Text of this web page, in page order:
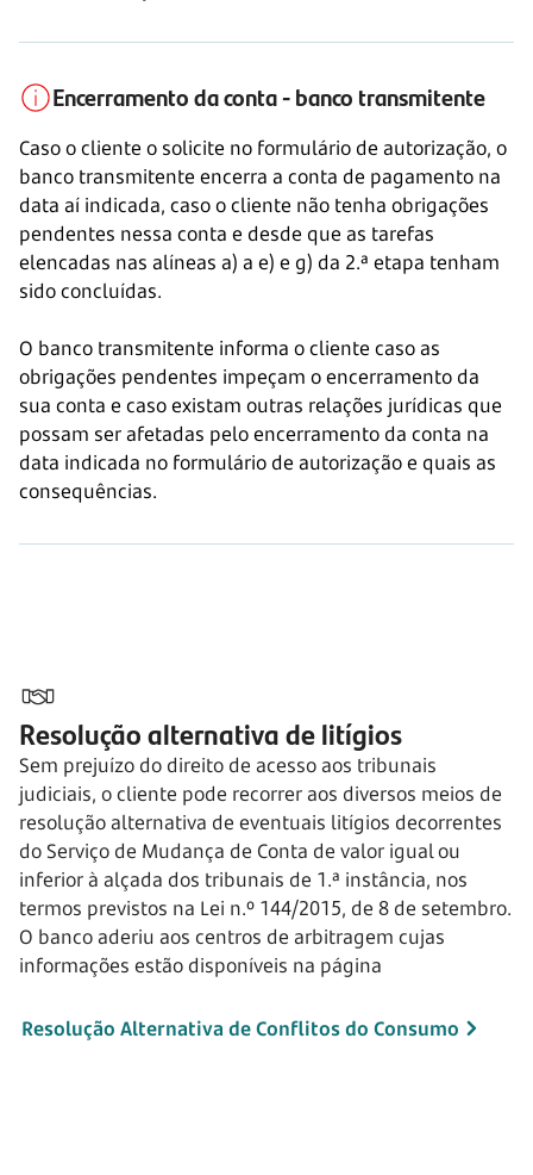
Encerramento da conta - banco transmitente
Caso o cliente o solicite no formulário de autorização, o
banco transmitente encerra a conta de pagamento na
data aí indicada, caso o cliente não tenha obrigações
pendentes nessa conta e desde que as tarefas
elencadas nas alíneas a) a e) e g) da 2.ª etapa tenham
sido concluídas.
O banco transmitente informa o cliente caso as
obrigações pendentes impeçam o encerramento da
sua conta e caso existam outras relações jurídicas que
possam ser afetadas pelo encerramento da conta na
data indicada no formulário de autorização e quais as
consequências.
Resolução alternativa de litígios
Sem prejuízo do direito de acesso aos tribunais
judiciais, o cliente pode recorrer aos diversos meios de
resolução alternativa de eventuais litígios decorrentes
do Serviço de Mudança de Conta de valor igual ou
inferior à alçada dos tribunais de 1.ª instância, nos
termos previstos na Lei n.º 144/2015, de 8 de setembro.
O banco aderiu aos centros de arbitragem cujas
informações estão disponíveis na página
Resolução Alternativa de Conflitos do Consumo